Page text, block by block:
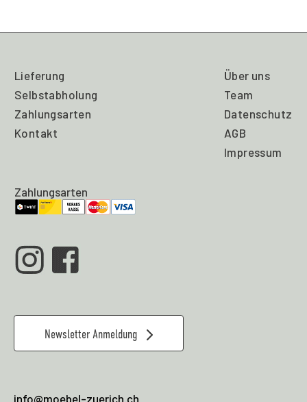
Lieferung
Selbstabholung
Zahlungsarten
Kontakt
Über uns
Team
Datenschutz
AGB
Impressum
Zahlungsarten
Newsletter Anmeldung
info@moebel-zuerich.ch